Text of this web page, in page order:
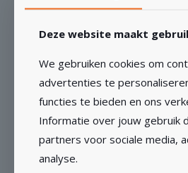
GERELATEERDE
Deze website maakt
We gebruiken cookies om
advertenties te
functies te bieden en ons
Informatie over jouw gebruik
partners voor sociale media,
analyse.